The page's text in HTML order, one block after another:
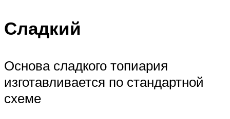
Сладкий
Основа сладкого топиария
изготавливается по стандартной
схеме